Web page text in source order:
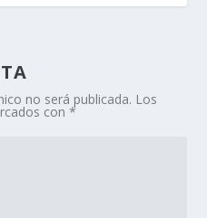
no será publicada. Los
con*